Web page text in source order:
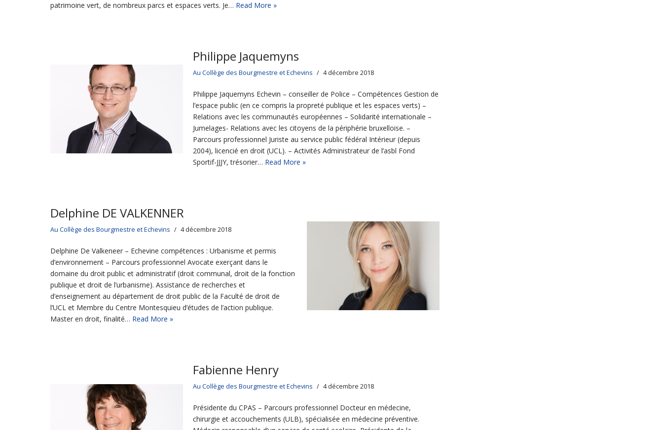
patrimoine vert, de nombreux parcs et espaces verts. Je… Read More »
Philippe Jaquemyns
Au Collège des Bourgmestre et Echevins 4 décembre 2018
Philippe Jaquemyns Echevin – conseiller de Police – Compétences Gestion de
l’espace public (en ce compris la propreté publique et les espaces verts) –
Relations avec les communautés européennes – Solidarité internationale –
Jumelages- Relations avec les citoyens de la périphérie bruxelloise. –
Parcours professionnel Juriste au service public fédéral Intérieur (depuis
2004), licencié en droit (UCL). – Activités Administrateur de l’asbl Fond
Sportif-JJJY, trésorier… Read More »
Delphine DE VALKENNER
Au Collège des Bourgmestre et Echevins 4 décembre 2018
Delphine De Valkeneer – Echevine compétences : Urbanisme et permis
d’environnement – Parcours professionnel Avocate exerçant dans le
domaine du droit public et administratif (droit communal, droit de la fonction
publique et droit de l’urbanisme). Assistance de recherches et
d’enseignement au département de droit public de la Faculté de droit de
l’UCL et Membre du Centre Montesquieu d’études de l’action publique.
Master en droit, finalité… Read More »
Fabienne Henry
Au Collège des Bourgmestre et Echevins 4 décembre 2018
Présidente du CPAS – Parcours professionnel Docteur en médecine,
chirurgie et accouchements (ULB), spécialisée en médecine préventive.